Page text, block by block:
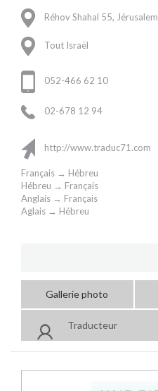
Réhov Shahal 55, Jérusalem
Tout Israël
052-466 62 10
02-678 12 94
http://www.traduc71.com
Français → Hébreu
Hébreu → Français
Anglais → Français
Aglais → Hébreu
Gallerie photo
Traducteur